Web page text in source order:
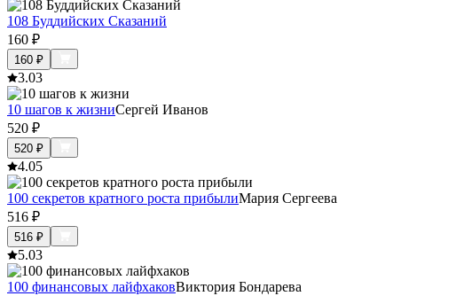
108 Буддийских Сказаний
160 ₽
160 ₽
3.03
10 шагов к жизниСергей Иванов
520 ₽
520 ₽
4.05
100 секретов кратного роста прибылиМария Сергеева
516 ₽
516 ₽
5.03
100 финансовых лайфхаковВиктория Бондарева